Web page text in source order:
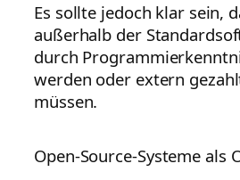
Es sollte jedoch klar sein,
außerhalb der
durch
werden oder extern
müssen.
Open-Source-Systeme als